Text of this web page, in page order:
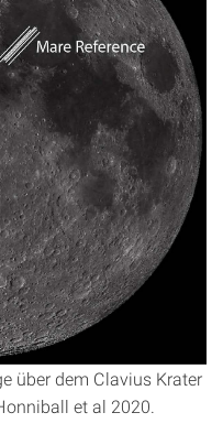
über dem Clavius Krater
et al 2020.